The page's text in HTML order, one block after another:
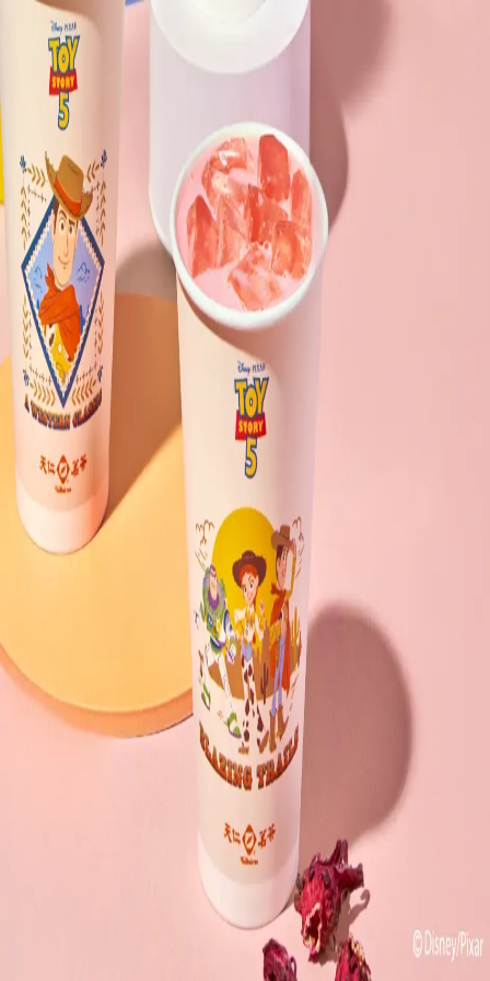
下載 App
官方媒體 (10)
用戶分享 (2)
打卡記錄 (0)
返回頂部